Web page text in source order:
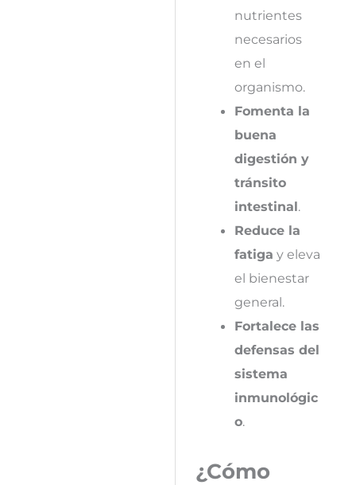
nutrientes
necesarios
en el
organismo.
Fomenta la
buena
digestión y
tránsito
intestinal.
Reduce la
fatiga y eleva
el bienestar
general.
Fortalece las
defensas del
sistema
inmunológic
o.
¿Cómo